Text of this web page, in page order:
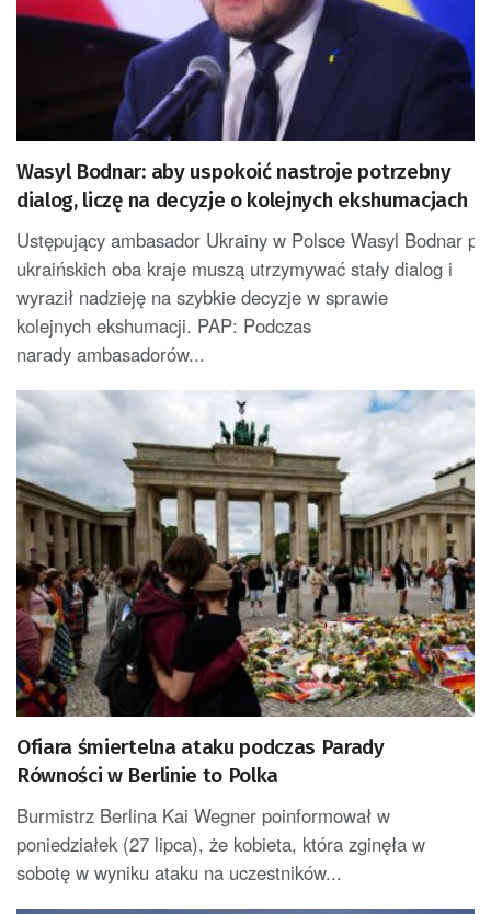
Wasyl Bodnar: aby uspokoić nastroje potrzebny
dialog, liczę na decyzje o kolejnych ekshumacjach
Ustępujący ambasador Ukrainy w Polsce Wasyl Bodnar
ukraińskich oba kraje muszą utrzymywać stały dialog i
wyraził nadzieję na szybkie decyzje w sprawie
kolejnych ekshumacji. PAP: Podczas
narady ambasadorów...
Ofiara śmiertelna ataku podczas Parady
Równości w Berlinie to Polka
Burmistrz Berlina Kai Wegner poinformował w
poniedziałek (27 lipca), że kobieta, która zginęła w
sobotę w wyniku ataku na uczestników...